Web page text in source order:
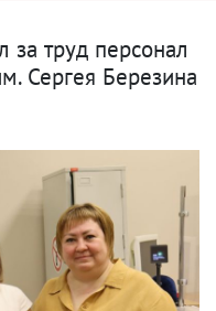
за труд персонал
Сергея Березина